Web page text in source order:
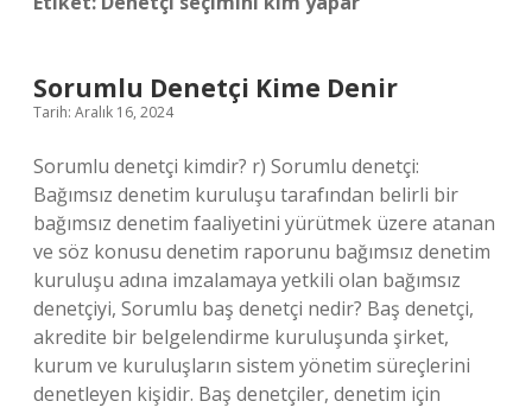
Sorumlu Denetçi Kime Denir
Tarih: Aralık 16, 2024
Sorumlu denetçi kimdir? r) Sorumlu denetçi:
Bağımsız denetim kuruluşu tarafından belirli bir
bağımsız denetim faaliyetini yürütmek üzere atanan
ve söz konusu denetim raporunu bağımsız denetim
kuruluşu adına imzalamaya yetkili olan bağımsız
denetçiyi, Sorumlu baş denetçi nedir? Baş denetçi,
akredite bir belgelendirme kuruluşunda şirket,
kurum ve kuruluşların sistem yönetim süreçlerini
denetleyen kişidir. Baş denetçiler, denetim için